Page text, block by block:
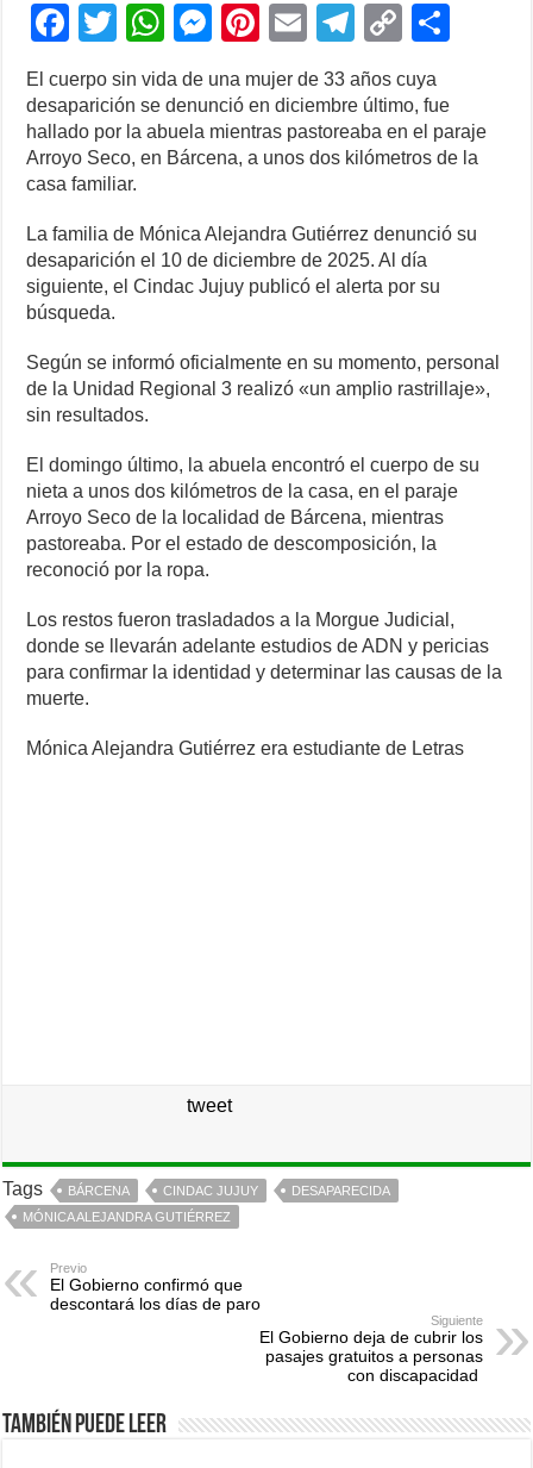
F
c
e
b
o
k
T
wi
tt
er
W
h
at
s
A
p
M
ss
e
n
er
Pi
nt
er
e
st
E
m
ail
T
el
e
gr
a
C
p
y
Li
k
e
El cuerpo sin vida de una mujer de 33 años cuya
desaparición se denunció en diciembre último, fue
hallado por la abuela mientras pastoreaba en el paraje
Arroyo Seco, en Bárcena, a unos dos kilómetros de la
casa familiar.
La familia de Mónica Alejandra Gutiérrez denunció su
desaparición el 10 de diciembre de 2025. Al día
siguiente, el Cindac Jujuy publicó el alerta por su
búsqueda.
Según se informó oficialmente en su momento, personal
de la Unidad Regional 3 realizó «un amplio rastrillaje»,
sin resultados.
El domingo último, la abuela encontró el cuerpo de su
nieta a unos dos kilómetros de la casa, en el paraje
Arroyo Seco de la localidad de Bárcena, mientras
pastoreaba. Por el estado de descomposición, la
reconoció por la ropa.
Los restos fueron trasladados a la Morgue Judicial,
donde se llevarán adelante estudios de ADN y pericias
para confirmar la identidad y determinar las causas de la
muerte.
Mónica Alejandra Gutiérrez era estudiante de Letras
tweet
Tags BÁRCENA CINDAC JUJUY
DESAPARECIDA
MÓNICA ALEJANDRA GUTIÉRREZ
Previo
El Gobierno confirmó que
descontará los días de paro
Siguiente
El Gobierno deja de cubrir los
pasajes gratuitos a personas
con discapacidad
También puede leer